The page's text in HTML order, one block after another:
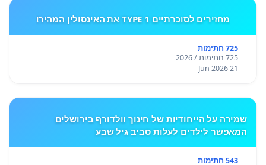
מחזירים לסוכרתיים TYPE 1 את האינסולין המהיר!
725 חתימות
725 חתימות / 2026
21 Jun 2026
שמירה על הייחודיות של חינוך וולדורף בירושלים
המאפשר לילדים לעלות סביב גיל שבע
543 חתימות